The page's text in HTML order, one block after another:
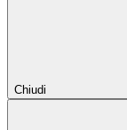
Chiudi